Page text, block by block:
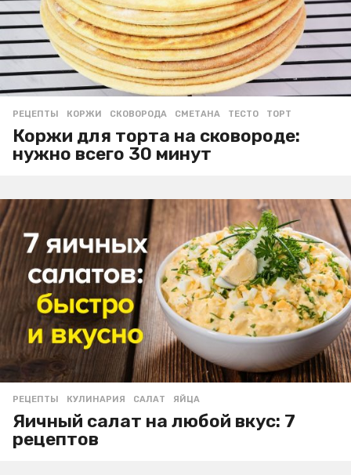
РЕЦЕПТЫ КОРЖИ ,СКОВОРОДА ,СМЕТАНА ,ТЕСТО ,ТОРТ
Коржи для торта на сковороде:
нужно всего 30 минут
РЕЦЕПТЫ КУЛИНАРИЯ ,САЛАТ ,ЯЙЦА
Яичный салат на любой вкус: 7
рецептов